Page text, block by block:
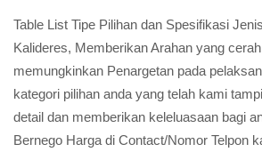
Table List Tipe Pilihan dan Spesifikasi
Kalideres, Memberikan Arahan yang
memungkinkan Penargetan pada
kategori pilihan anda yang telah kami
detail dan memberikan keleluasaan bagi
Bernego Harga di Contact/Nomor Telpon